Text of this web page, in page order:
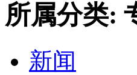
所属分类:
新闻